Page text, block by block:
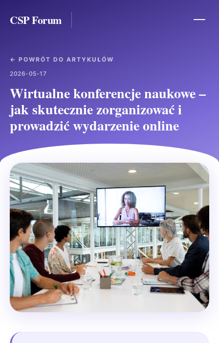
CSP Forum
← POWRÓT DO ARTYKUŁÓW
2026-05-17
Wirtualne konferencje naukowe –
jak skutecznie zorganizować i
prowadzić wydarzenie online